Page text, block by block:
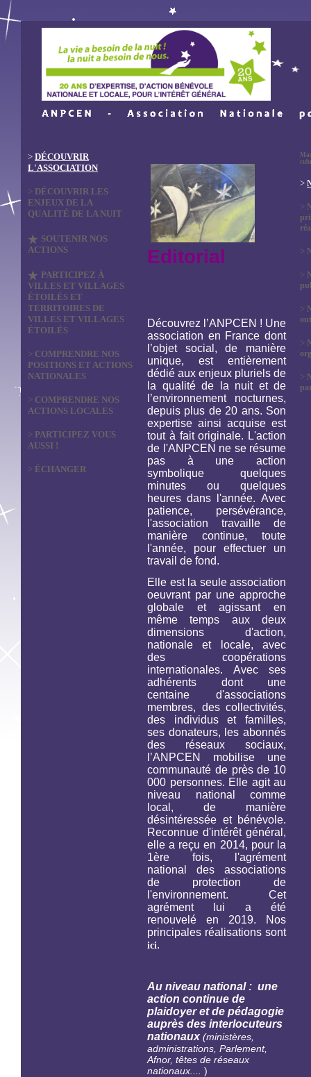
> DÉCOUVRIR
L'ASSOCIATION
> DÉCOUVRIR LES
ENJEUX DE LA
QUALITÉ DE LA NUIT
SOUTENIR NOS
ACTIONS
PARTICIPEZ À
VILLES ET VILLAGES
ÉTOILÉS ET
TERRITOIRES DE
VILLES ET VILLAGES
ÉTOILÉS
> COMPRENDRE NOS
POSITIONS ET ACTIONS
NATIONALES
> COMPRENDRE NOS
ACTIONS LOCALES
> PARTICIPEZ VOUS
AUSSI !
> ÉCHANGER
Editorial
Découvrez l’ANPCEN ! Une
association en France dont
l’objet social, de manière
unique, est entièrement
dédié aux enjeux pluriels de
la qualité de la nuit et de
l’environnement nocturnes,
depuis plus de 20 ans. Son
expertise ainsi acquise est
tout à fait originale. L'action
de l'ANPCEN ne se résume
pas à une action
symbolique quelques
minutes ou quelques
heures dans l'année. Avec
patience, persévérance,
l'association travaille de
manière continue, toute
l'année, pour effectuer un
travail de fond.
Elle est la seule association
oeuvrant par une approche
globale et agissant en
même temps aux deux
dimensions d'action,
nationale et locale, avec
des coopérations
internationales. Avec ses
adhérents dont une
centaine d'associations
membres, des collectivités,
des individus et familles,
ses donateurs, les abonnés
des réseaux sociaux,
l’ANPCEN mobilise une
communauté de près de 10
000 personnes. Elle agit au
niveau national comme
local, de manière
désintéressée et bénévole.
Reconnue d'intérêt général,
elle a reçu en 2014, pour la
1ère fois, l'agrément
national des associations
de protection de
l'environnement. Cet
agrément lui a été
renouvelé en 2019. Nos
principales réalisations sont
ici.
Au niveau national : une
action continue de
plaidoyer et de pédagogie
auprès des interlocuteurs
nationaux (ministères,
administrations, Parlement,
Afnor, têtes de réseaux
nationaux....
)
>
>
>
>
>
>
>